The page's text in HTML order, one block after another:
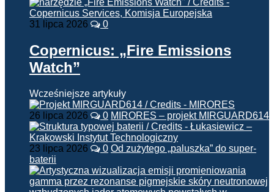
31 lipca 2026 0
Copernicus: „Fire Emissions
Watch”
Wcześniejsze artykuły
26 lipca 2026 0 MIRORES – projekt MIRGUARD614
23 lipca 2026 0 Od zużytego „paluszka” do super-
baterii